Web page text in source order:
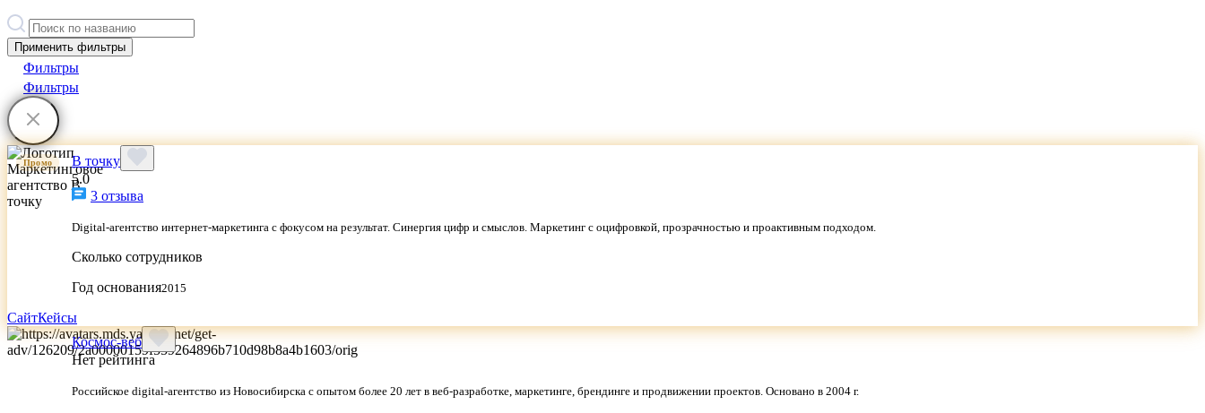
Применить фильтры
Фильтры
Фильтры
Промо
В точку
5.0
3 отзыва
Digital-агентство интернет-маркетинга с фокусом на результат. Синергия цифр и смыслов. Маркетинг с оцифровкой, прозрачностью и проактивным подходом.
Сколько сотрудников
Год основания2015
СайтКейсы
Космос-веб
Нет рейтинга
Российское digital-агентство из Новосибирска с опытом более 20 лет в веб-разработке, маркетинге, брендинге и продвижении проектов. Основано в 2004 г.